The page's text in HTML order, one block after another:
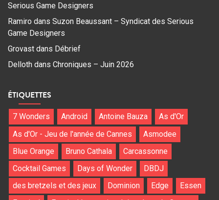
Serious Game Designers
Ramiro dans Suzon Beaussant – Syndicat des Serious
Game Designers
Grovast dans Débrief
Delloth dans Chroniques – Juin 2026
ÉTIQUETTES
7 Wonders Android Antoine Bauza
As d'Or
As d'Or - Jeu de l'année de Cannes
Asmodee
Blue Orange
Bruno Cathala
Carcassonne
Cocktail Games
Days of Wonder
DBDJ
des bretzels et des jeux
Dominion Edge
Essen